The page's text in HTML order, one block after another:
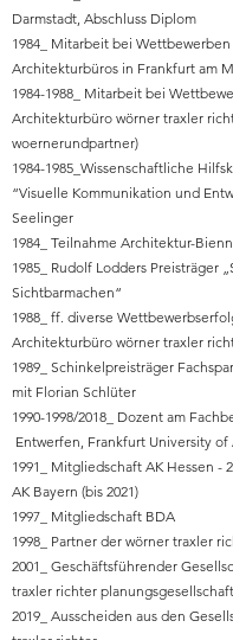
Darmstadt, Abschluss Diplom
1984_ Mitarbeit bei
Architekturbüros in Frankfurt am
1984-1988_ Mitarbeit bei
Architekturbüro wörner traxler
woernerundpartner)
1984-1985_Wissenschaftliche
“Visuelle Kommunikation und
Seelinger
1984_ Teilnahme Architektur-
1985_ Rudolf Lodders Preisträger
Sichtbarmachen“
1988_ ff. diverse
Architekturbüro wörner traxler
1989_ Schinkelpreisträger
mit Florian Schlüter
1990-1998/2018_ Dozent am
Entwerfen, Frankfurt University of
1991_ Mitgliedschaft AK Hessen -
AK Bayern (bis 2021)
1997_ Mitgliedschaft BDA
1998_ Partner der wörner traxler
2001_ Geschäftsführender
traxler richter
2019_ Ausscheiden aus den